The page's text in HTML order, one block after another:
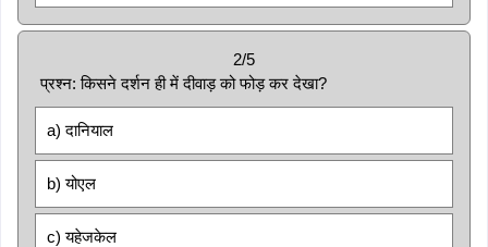
2/5
प्रश्न: किसने दर्शन ही में दीवाड़ को फोड़ कर देखा?
a) दानियाल
b) योएल
c) यहेजकेल